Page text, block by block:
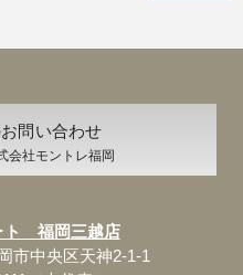
問い合わせ
会社モントレ福岡
ト 福岡三越店
市中央区天神2-1-1